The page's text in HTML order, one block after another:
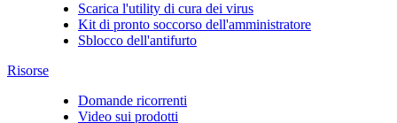
Scarica l'utility di cura dei virus
Kit di pronto soccorso dell'amministratore
Sblocco dell'antifurto
Risorse
Domande ricorrenti
Video sui prodotti